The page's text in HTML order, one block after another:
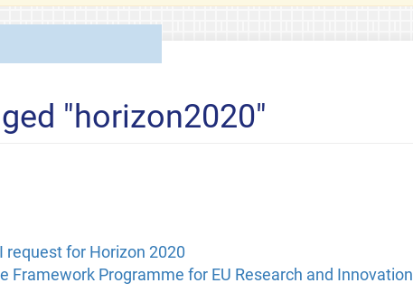
"horizon2020"
request for Horizon 2020
Framework Programme for EU Research and Innovation